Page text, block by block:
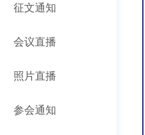
征文通知
会议直播
照片直播
参会通知